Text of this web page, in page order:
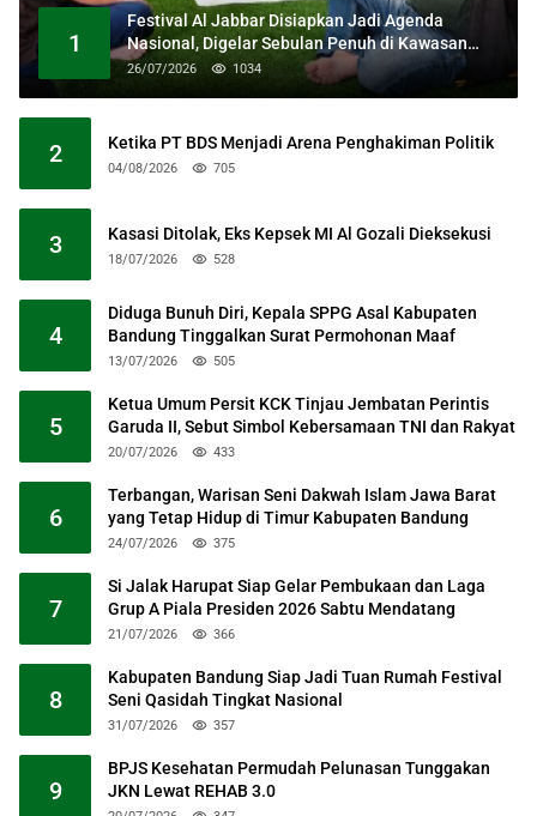
1
Festival Al Jabbar Disiapkan Jadi Agenda
Nasional, Digelar Sebulan Penuh di Kawasan
Masjid Raya Al Jabbar
26/07/2026 1034
2 Ketika PT BDS Menjadi Arena Penghakiman Politik
04/08/2026 705
3 Kasasi Ditolak, Eks Kepsek MI Al Gozali Dieksekusi
18/07/2026 528
4
Diduga Bunuh Diri, Kepala SPPG Asal Kabupaten
Bandung Tinggalkan Surat Permohonan Maaf
13/07/2026 505
5
Ketua Umum Persit KCK Tinjau Jembatan Perintis
Garuda II, Sebut Simbol Kebersamaan TNI dan Rakyat
20/07/2026 433
6
Terbangan, Warisan Seni Dakwah Islam Jawa Barat
yang Tetap Hidup di Timur Kabupaten Bandung
24/07/2026 375
7
Si Jalak Harupat Siap Gelar Pembukaan dan Laga
Grup A Piala Presiden 2026 Sabtu Mendatang
21/07/2026 366
8
Kabupaten Bandung Siap Jadi Tuan Rumah Festival
Seni Qasidah Tingkat Nasional
31/07/2026 357
9
BPJS Kesehatan Permudah Pelunasan Tunggakan
JKN Lewat REHAB 3.0